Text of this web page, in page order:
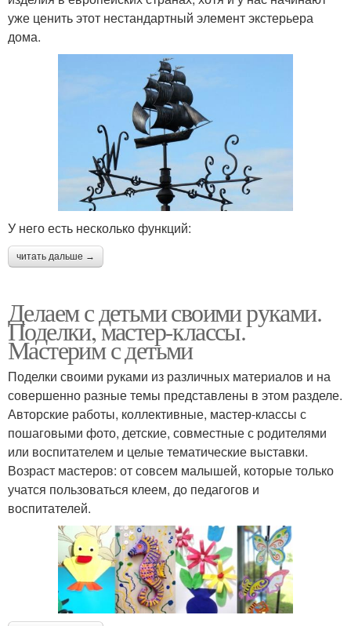
уже ценить этот нестандартный элемент экстерьера
дома.
У него есть несколько функций:
читать дальше →
Делаем с детьми своими руками.
Поделки, мастер-классы.
Мастерим с детьми
Поделки своими руками из различных материалов и на
совершенно разные темы представлены в этом разделе.
Авторские работы, коллективные, мастер-классы с
пошаговыми фото, детские, совместные с родителями
или воспитателем и целые тематические выставки.
Возраст мастеров: от совсем малышей, которые только
учатся пользоваться клеем, до педагогов и
воспитателей.